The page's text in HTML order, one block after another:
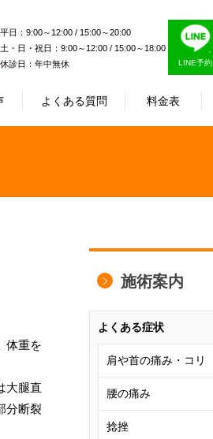
よくある質問 料金表
平日：9:00～12:00 / 15:00～20:00
土・日・祝日：9:00～12:00 / 15:00～18:00
休診日：年中無休
LINE予約
体重を
大腿直
分断裂
施術案内
よくある症状
肩や首の痛み・コリ
腰の痛み
捻挫